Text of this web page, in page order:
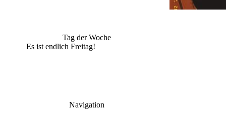
Tag der Woche
Es ist endlich Freitag!
Navigation